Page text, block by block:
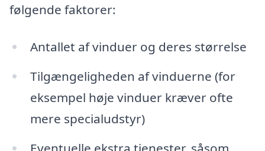
følgende faktorer:
Antallet af vinduer og deres størrelse
Tilgængeligheden af vinduerne (for
eksempel høje vinduer kræver ofte
mere specialudstyr)